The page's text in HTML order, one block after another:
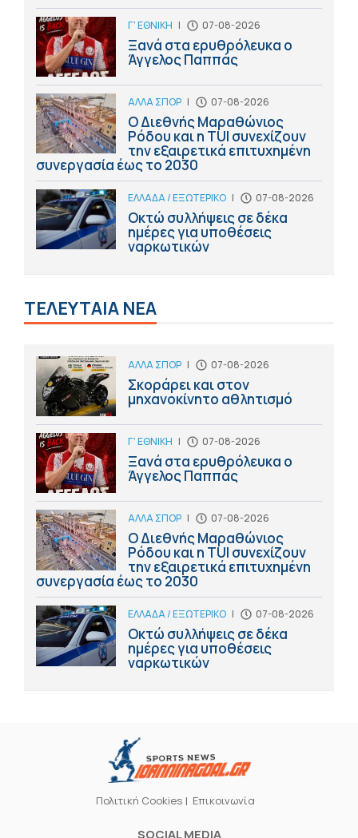
Γ' ΕΘΝΙΚΗ | 07-08-2026
Ξανά στα ερυθρόλευκα ο
Άγγελος Παππάς
ΑΛΛΑ ΣΠΟΡ | 07-08-2026
Ο Διεθνής Μαραθώνιος
Ρόδου και η TUI συνεχίζουν
την εξαιρετικά επιτυχημένη
συνεργασία έως το 2030
ΕΛΛΑΔΑ / ΕΞΩΤΕΡΙΚΟ | 07-08-2026
Οκτώ συλλήψεις σε δέκα
ημέρες για υποθέσεις
ναρκωτικών
ΤΕΛΕΥΤΑΙΑ ΝΕΑ
ΑΛΛΑ ΣΠΟΡ | 07-08-2026
Σκοράρει και στον
μηχανοκίνητο αθλητισμό
Γ' ΕΘΝΙΚΗ | 07-08-2026
Ξανά στα ερυθρόλευκα ο
Άγγελος Παππάς
ΑΛΛΑ ΣΠΟΡ | 07-08-2026
Ο Διεθνής Μαραθώνιος
Ρόδου και η TUI συνεχίζουν
την εξαιρετικά επιτυχημένη
συνεργασία έως το 2030
ΕΛΛΑΔΑ / ΕΞΩΤΕΡΙΚΟ | 07-08-2026
Οκτώ συλλήψεις σε δέκα
ημέρες για υποθέσεις
ναρκωτικών
Πολιτική Cookies Επικοινωνία